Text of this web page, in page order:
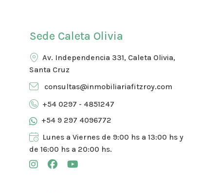
Sede Caleta Olivia
Av. Independencia 331, Caleta Olivia,
Santa Cruz
consultas@inmobiliariafitzroy.com
+54 0297 - 4851247
+54 9 297 4096772
Lunes a Viernes de 9:00 hs a 13:00 hs y
de 16:00 hs a 20:00 hs.